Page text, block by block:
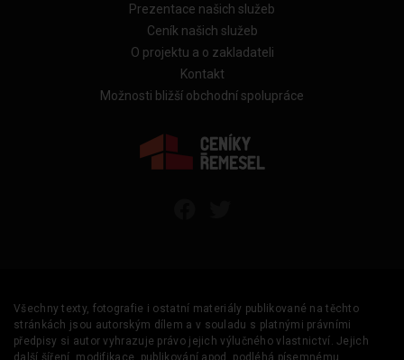
Prezentace našich služeb
Ceník našich služeb
O projektu a o zakladateli
Kontakt
Možnosti bližší obchodní spolupráce
Všechny texty, fotografie i ostatní materiály publikované na těchto
stránkách jsou autorským dílem a v souladu s platnými právními
předpisy si autor vyhrazuje právo jejich výlučného vlastnictví. Jejich